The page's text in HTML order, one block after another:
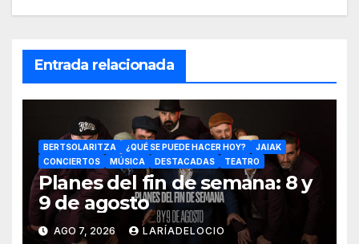
Entrada relacionada
BERTSOLARITZA ¿QUÉ SE PUEDE HACER HOY?
JAIAK
CONCIERTOS
MÚSICA DESTACADAS TEATRO
Planes del fin de semana: 8 y
9 de agosto
AGO 7, 2026 LARÍADELOCIO